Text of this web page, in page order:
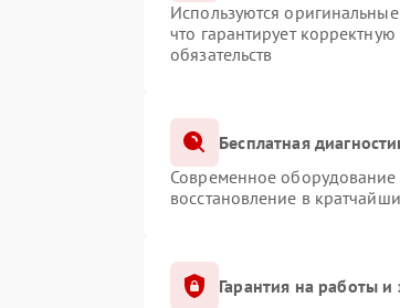
Используются
что гарантирует
обязательств
Бесплатная
Современное оборудование
восстановление в
Гарантия на работы и